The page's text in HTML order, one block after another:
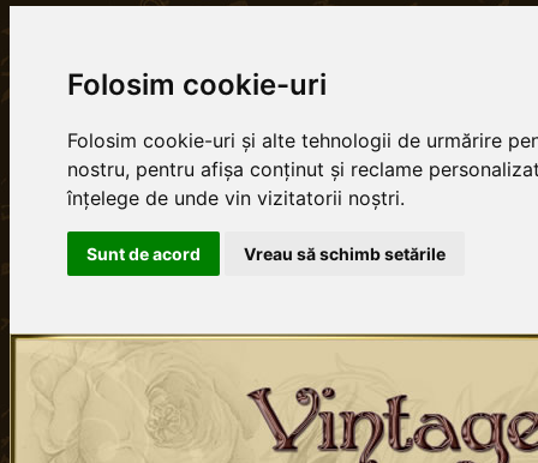
Folosim cookie-uri
Folosim cookie-uri și alte tehnologii de urmărire
nostru, pentru afișa conținut și reclame
înțelege de unde vin vizitatorii noștri.
Sunt de acord Vreau să schimb setările